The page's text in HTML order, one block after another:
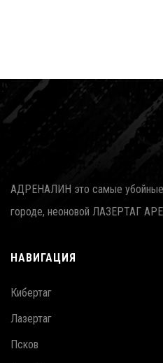
АДРЕНАЛИН это самые убойные
городе, неоновой ЛАЗЕРТАГ
НАВИГАЦИЯ
Кибертаг
Лазертаг
Псков